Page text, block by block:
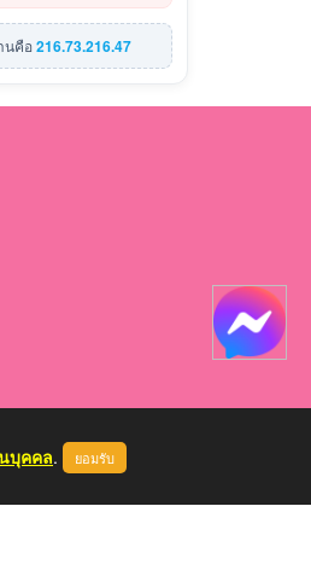
นคือ216.73.216.47
บุคคล. ยอมรับ